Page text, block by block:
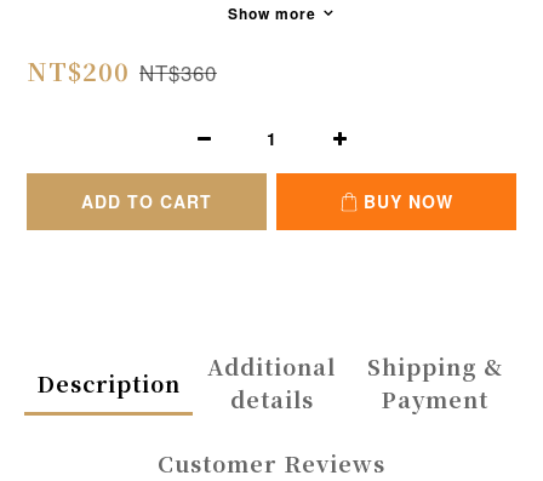
Show more
NT$200 NT$360
ADD TO CART BUY NOW
Description
Additional
details
Shipping &
Payment
Customer Reviews